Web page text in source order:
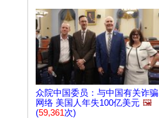
众院中国委员：与中国有关诈骗
网络 美国人年失100亿美元 🖼️
(59,361次)